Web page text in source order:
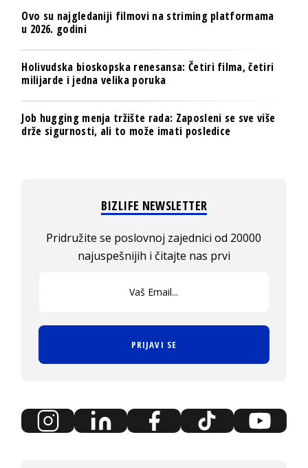
Ovo su najgledaniji filmovi na striming platformama
u 2026. godini
Holivudska bioskopska renesansa: Četiri filma, četiri
milijarde i jedna velika poruka
Job hugging menja tržište rada: Zaposleni se sve više
drže sigurnosti, ali to može imati posledice
BIZLIFE NEWSLETTER
Pridružite se poslovnoj zajednici od 20000
najuspešnijih i čitajte nas prvi
PRIJAVI SE